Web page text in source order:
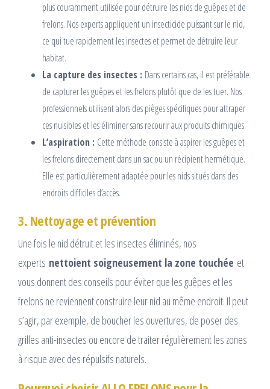
plus couramment utilisée pour détruire les nids de guêpes et de
frelons. Nos experts appliquent un insecticide puissant sur le nid,
ce qui tue rapidement les insectes et permet de détruire leur
habitat.
La capture des insectes : Dans certains cas, il est préférable
de capturer les guêpes et les frelons plutôt que de les tuer. Nos
professionnels utilisent alors des pièges spécifiques pour attraper
ces nuisibles et les éliminer sans recourir aux produits chimiques.
L’aspiration : Cette méthode consiste à aspirer les guêpes et
les frelons directement dans un sac ou un récipient hermétique.
Elle est particulièrement adaptée pour les nids situés dans des
endroits difficiles d’accès.
3. Nettoyage et prévention
Une fois le nid détruit et les insectes éliminés, nos
experts nettoient soigneusement la zone touchée et
vous donnent des conseils pour éviter que les guêpes et les
frelons ne reviennent construire leur nid au même endroit. Il peut
s’agir, par exemple, de boucher les ouvertures, de poser des
grilles anti-insectes ou encore de traiter régulièrement les zones
à risque avec des répulsifs naturels.